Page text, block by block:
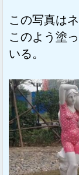
この写真は
このよう塗
いる。